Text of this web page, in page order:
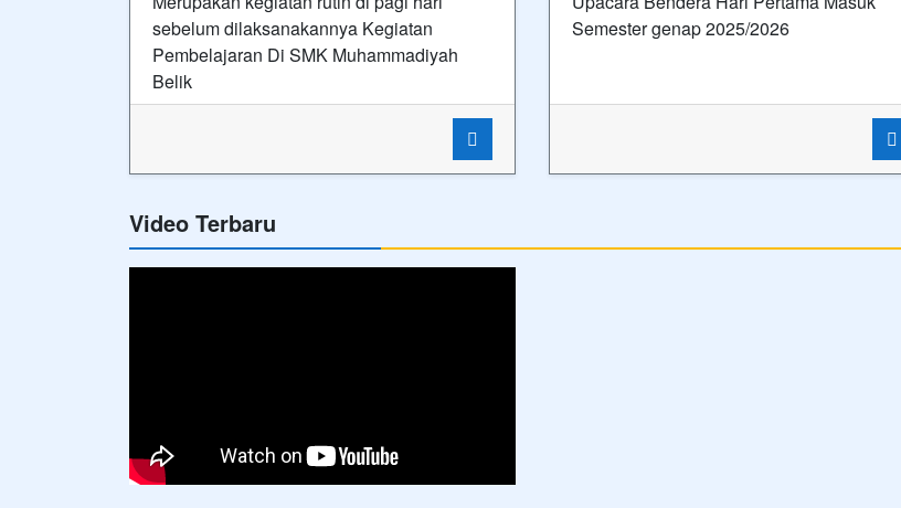
sebelum dilaksanakannya Kegiatan
Pembelajaran Di SMK Muhammadiyah
Belik
Semester genap 2025/2026
Video Terbaru